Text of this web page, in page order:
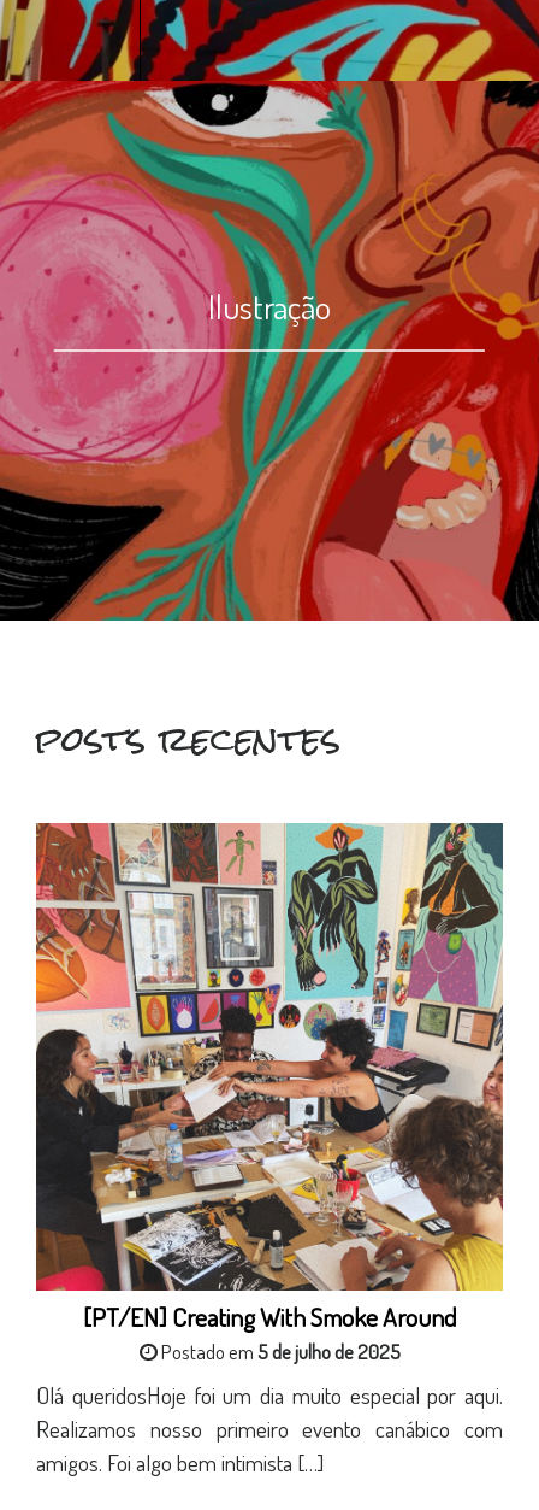
Ilustração
posts recentes
[PT/EN] Creating With Smoke Around
Postado em 5 de julho de 2025
Olá queridosHoje foi um dia muito especial por aqui.
Realizamos nosso primeiro evento canábico com
amigos. Foi algo bem intimista […]